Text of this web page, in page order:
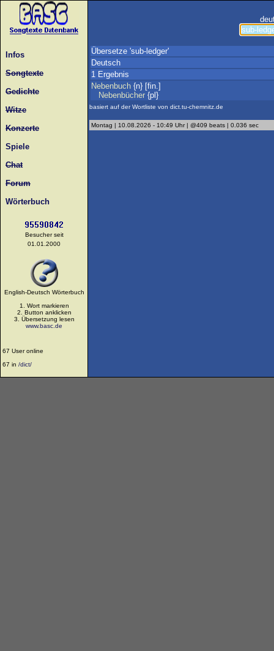
Infos
Songtexte
Gedichte
Witze
Konzerte
Spiele
Chat
Forum
Wörterbuch
Besucher seit
01.01.2000
English-Deutsch Wörterbuch
1. Wort markieren
2. Button anklicken
3. Übersetzung lesen
www.basc.de
67 User online
67 in /dict/
Übersetze 'sub-ledger'
Deutsch
1 Ergebnis
Nebenbuch {n} [fin.]
Nebenbücher {pl}
basiert auf der Wortliste von dict.tu-chemnitz.de
Montag | 10.08.2026 - 10:49 Uhr | @409 beats | 0.036 sec